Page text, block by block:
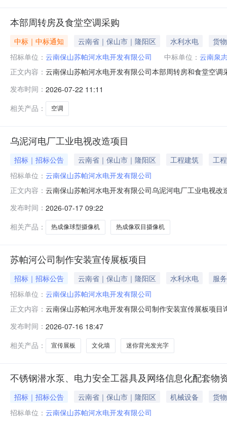
本部周转房及食堂空调采购
中标｜中标通知 云南省｜保山市｜隆阳区 水利水电
货物
招标单位： 云南保山苏帕河水电开发有限公司 中标单位： 云南泉
正文内容： 云南保山苏帕河水电开发有限公司本部周转房和食堂空
交候选人：云南格原科技有限公司，报价：人民币
向采购人反
发布时间： 2026-07-22 11:11
相关产品：
空调
乌泥河电厂工业电视改造项目
招标｜招标公告 云南省｜保山市｜隆阳区 工程建筑
工程
招标单位： 云南保山苏帕河水电开发有限公司
正文内容： 云南保山苏帕河水电开发有限公司乌泥河电厂工业电视
较低，现场点位较少，特别是大坝区域点位已经无法满
现场值守工作压力。（二）工作内容负责完成本项
发布时间： 2026-07-17 09:22
相关产品：
热成像球型摄像机 热成像双目摄像机
苏帕河公司制作安装宣传展板项目
招标｜招标公告 云南省｜保山市｜隆阳区 水利水电
服务
招标单位： 云南保山苏帕河水电开发有限公司
正文内容： 云南保山苏帕河水电开发有限公司制作安装宣传展板项
套安装灯光亮化设施。（二）项目内容要求负责本项目
尺寸、样式要求进行展板制作安装。2.对部分墙
发布时间： 2026-07-16 18:47
相关产品：
宣传展板 文化墙 迷你背光发光字
不锈钢潜水泵、电力安全工器具及网络信息化配套物
招标｜招标公告 云南省｜保山市｜隆阳区 机械设备
货物
招标单位： 云南保山苏帕河水电开发有限公司